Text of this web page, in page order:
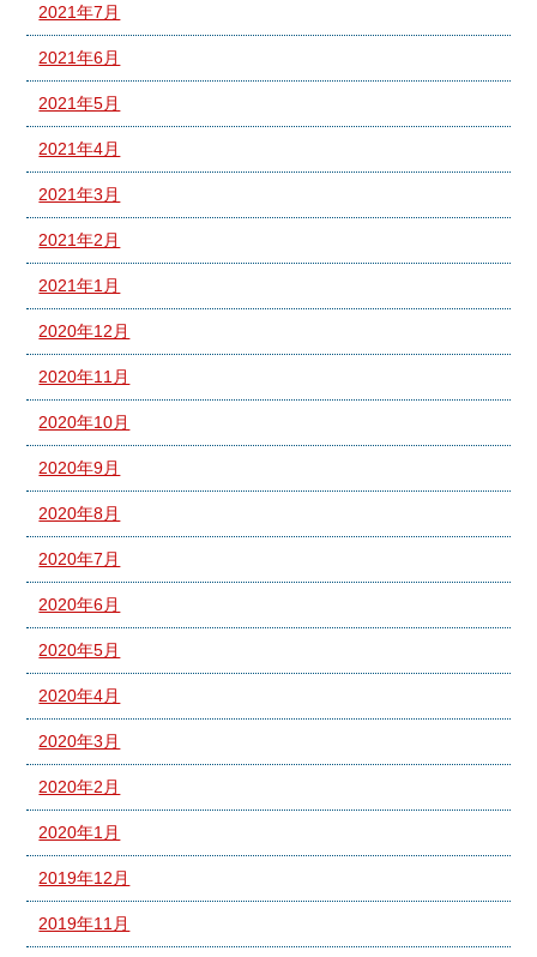
2021年7月
2021年6月
2021年5月
2021年4月
2021年3月
2021年2月
2021年1月
2020年12月
2020年11月
2020年10月
2020年9月
2020年8月
2020年7月
2020年6月
2020年5月
2020年4月
2020年3月
2020年2月
2020年1月
2019年12月
2019年11月